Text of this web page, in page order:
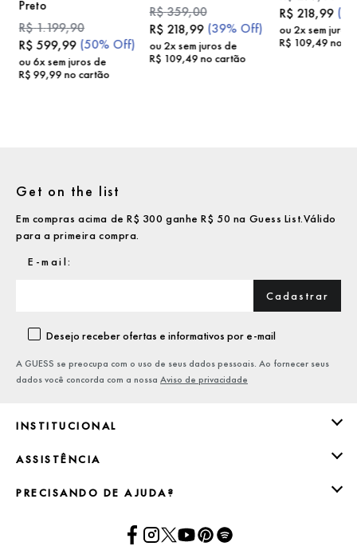
Preto
R$1.199,90
R$ 599,99 (50% Off)
ou 6x sem juros de
R$ 99,99no cartão
R$359,00
R$ 218,99 (39% Off)
ou2x sem juros de
R$ 109,49no cartão
R$ 218,99 (
ou 2x sem juros
R$ 109,49no
INSTITUCIONAL
ASSISTÊNCIA
PRECISANDO DE AJUDA?
Get on the list
Em compras acima de R$ 300 ganhe R$ 50 na Guess List.Válido
para a primeira compra.
Cadastrar
Desejo receber ofertas e informativos por e-mail
A GUESS se preocupa com o uso de seus dados pessoais. Ao fornecer seus
dados você concorda com a nossa Aviso de privacidade